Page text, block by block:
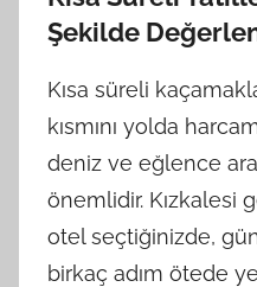
Şekilde
Kısa süreli
kısmını yolda
deniz ve eğlence
önemlidir. Kızkalesi
otel seçtiğinizde,
birkaç adım ötede